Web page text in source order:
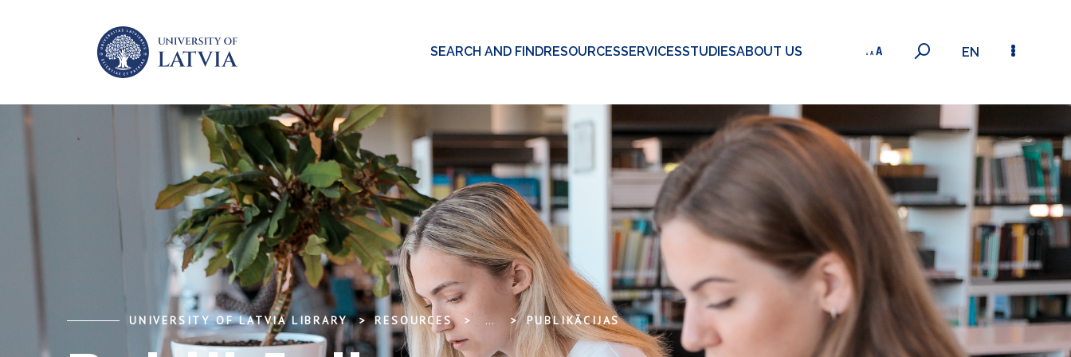
SEARCH AND FINDRESOURCESSERVICESSTUDIESABOUT US EN
UNIVERSITY OF LATVIA LIBRARY RESOURCES ... PUBLIKĀCIJAS